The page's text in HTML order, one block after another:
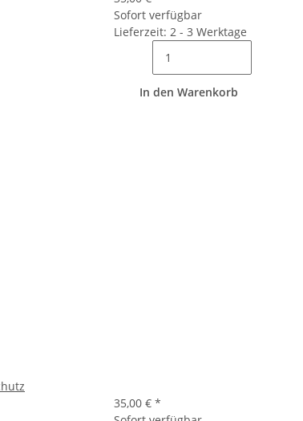
Sofort verfügbar
Lieferzeit: 2 - 3 Werktage
In den Warenkorb
35,00 € *